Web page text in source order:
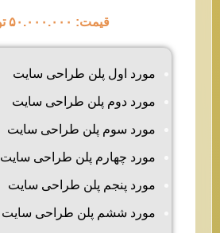
قیمت: ۵۰.۰۰۰.۰۰۰ تومان
مورد اول پلن طراحی سایت
مورد دوم پلن طراحی سایت
مورد سوم پلن طراحی سایت
مورد چهارم پلن طراحی سایت
مورد پنجم پلن طراحی سایت
مورد ششم پلن طراحی سایت